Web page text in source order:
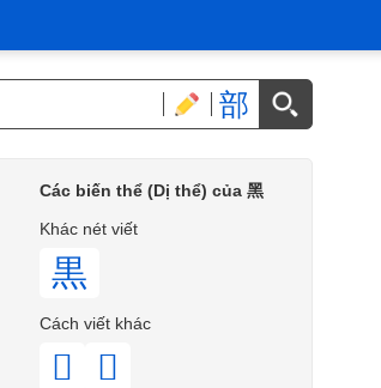
部
Các biến thể (Dị thể) của 黑
Khác nét viết
黒
Cách viết khác
𪐗 𪐫